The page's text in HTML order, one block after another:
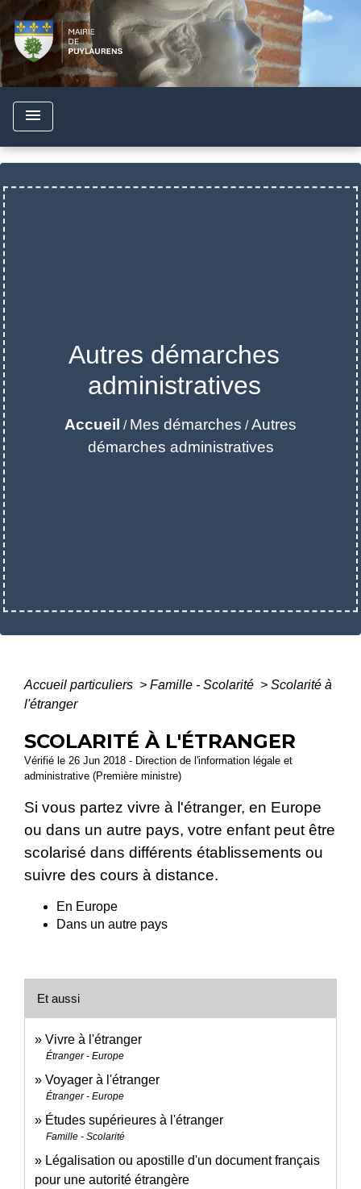
menu
Autres démarches
administratives
Accueil / Mes démarches /Autres
démarches administratives
Accueil particuliers > Famille - Scolarité > Scolarité à
l'étranger
SCOLARITÉ À L'ÉTRANGER
Vérifié le 26 Jun 2018 - Direction de l'information légale et
administrative (Première ministre)
Si vous partez vivre à l'étranger, en Europe
ou dans un autre pays, votre enfant peut être
scolarisé dans différents établissements ou
suivre des cours à distance.
En Europe
Dans un autre pays
Et aussi
Vivre à l'étranger
Étranger - Europe
Voyager à l'étranger
Étranger - Europe
Études supérieures à l'étranger
Famille - Scolarité
Légalisation ou apostille d'un document français
pour une autorité étrangère